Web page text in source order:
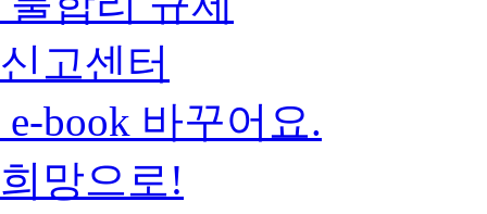
신고센터
e-book 바꾸어요.
희망으로!